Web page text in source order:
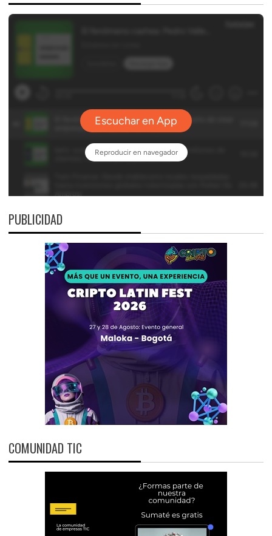
PUBLICIDAD
COMUNIDAD TIC